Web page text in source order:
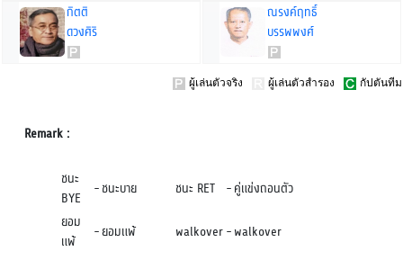
กิตติ
ดวงศิริ
ณรงค์ฤทธิ์
บรรพพงศ์
ผู้เล่นตัวจริง ผู้เล่นตัวสำรอง กัปตันทีม
Remark :
ชนะ
BYE
-ชนะบาย ชนะ RET -คู่แข่งถอนตัว
ยอม
แพ้
-ยอมแพ้ walkover-walkover